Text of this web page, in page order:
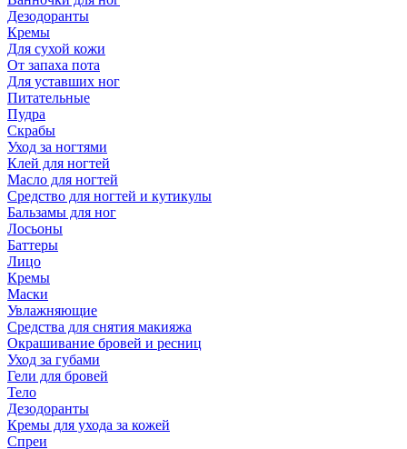
Дезодоранты
Кремы
Для сухой кожи
От запаха пота
Для уставших ног
Питательные
Пудра
Скрабы
Уход за ногтями
Клей для ногтей
Масло для ногтей
Средство для ногтей и кутикулы
Бальзамы для ног
Лосьоны
Баттеры
Лицо
Кремы
Маски
Увлажняющие
Средства для снятия макияжа
Окрашивание бровей и ресниц
Уход за губами
Гели для бровей
Тело
Дезодоранты
Кремы для ухода за кожей
Спреи